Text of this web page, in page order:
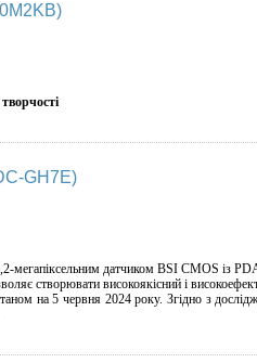
GH7E)
мегапіксельним датчиком BSI CMOS із
створювати високоякісний і
на 5 червня 2024 року. Згідно з